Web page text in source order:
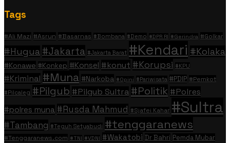
Tags
#Ali Mazi #Asrun #Basarnas #Bombana #Demo #DPR RI #Gerindra #Golkar
#Hugua #Jakarta #Jakarta Barat #Kendari #Kolaka
#Konawe #Konkep #Konsel #konut #Korupsi #KPU
#Kriminal #Muna #Narkoba #Opini #Pariwisata #PDIP #Pemkot
#Pilcaleg #Pilgub #Pilgub Sultra #Politik #Polres
#polres muna #Rusda Mahmud #Sjafei Kahar #Sultra
#Tambang #Teguh Setyabudi #tenggaranews
#Tenggaranews.com #TNI #VDNI #Wakatobi Dr Bahri Pemda Mubar